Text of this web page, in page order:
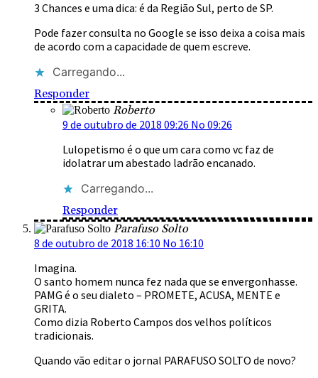
3 Chances e uma dica: é da Região Sul, perto de SP.
Pode fazer consulta no Google se isso deixa a coisa mais
de acordo com a capacidade de quem escreve.
Carregando...
Responder
Roberto
9 de outubro de 2018 09:26 No 09:26
Lulopetismo é o que um cara como vc faz de
idolatrar um abestado ladrão encanado.
Carregando...
Responder
Parafuso Solto
8 de outubro de 2018 16:10 No 16:10
Imagina.
O santo homem nunca fez nada que se envergonhasse.
PAMG é o seu dialeto – PROMETE, ACUSA, MENTE e
GRITA.
Como dizia Roberto Campos dos velhos políticos
tradicionais.
Quando vão editar o jornal PARAFUSO SOLTO de novo?